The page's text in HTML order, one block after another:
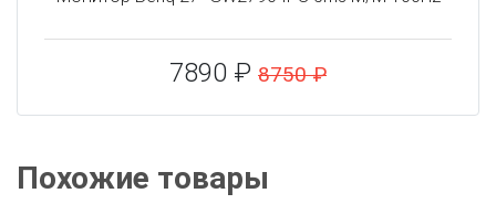
7890 ₽ 8750 ₽
Похожие товары